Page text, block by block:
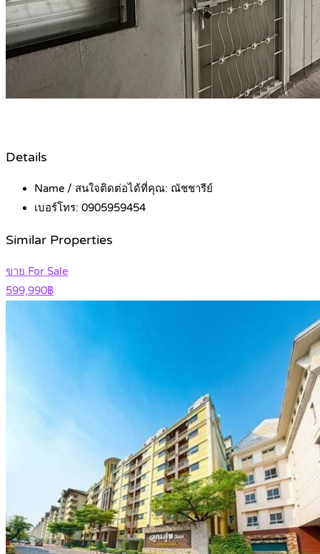
Details
Name / สนใจติดต่อได้ที่คุณ: ณัชชารีย์
เบอร์โทร: 0905959454
Similar Properties
ขาย For Sale
599,990฿